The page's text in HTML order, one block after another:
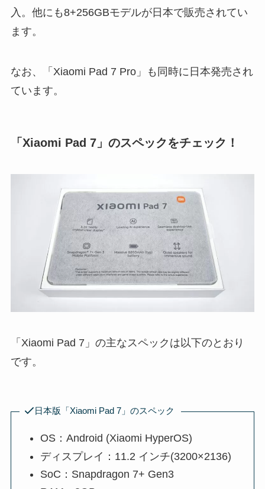
入。他にも8+256GBモデルが日本で販売されてい
ます。
なお、「Xiaomi Pad 7 Pro」も同時に日本発売され
ています。
「Xiaomi Pad 7」のスペックをチェック！
「Xiaomi Pad 7」の主なスペックは以下のとおり
です。
日本版「Xiaomi Pad 7」のスペック
OS：Android (Xiaomi HyperOS)
ディスプレイ：11.2 インチ(3200×2136)
SoC：Snapdragon 7+ Gen3